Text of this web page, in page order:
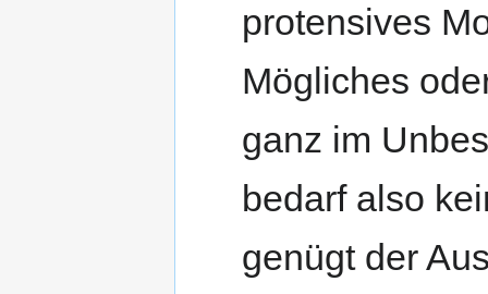
protensives
Mögliches
ganz im
bedarf also
genügt der